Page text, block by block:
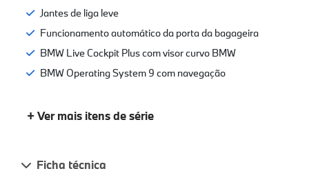
Jantes de liga leve
Funcionamento automático da porta da bagageira
BMW Live Cockpit Plus com visor curvo BMW
BMW Operating System 9 com navegação
+ Ver mais itens de série
Ficha técnica